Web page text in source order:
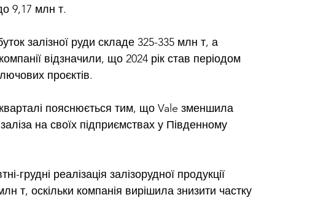
9,17 млн т.
залізної руди складе 325-335 млн т, а
відзначили, що 2024 рік став періодом
проєктів.
пояснюється тим, що Vale зменшила
на своїх підприємствах у Південному
грудні реалізація залізорудної продукції
т, оскільки компанія вирішила знизити частку